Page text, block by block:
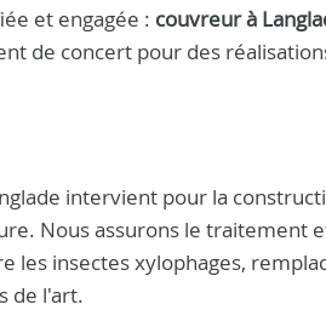
et engagée : couvreur à
de concert pour des
intervient pour la
Nous assurons le traitement
les insectes xylophages,
de l'art.